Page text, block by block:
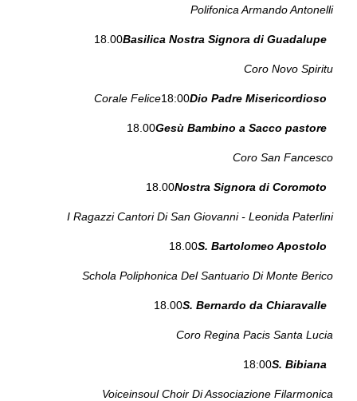
Polifonica Armando Antonelli
18.00
Coro Novo Spiritu
18:00
Corale Felice
18.00
Coro San Fancesco
18.00
I Ragazzi Cantori Di San Giovanni - Leonida Paterlini
18.00
Schola Poliphonica Del Santuario Di Monte Berico
18.00
Coro Regina Pacis Santa Lucia
18:00
Voiceinsoul Choir Di Associazione Filarmonica